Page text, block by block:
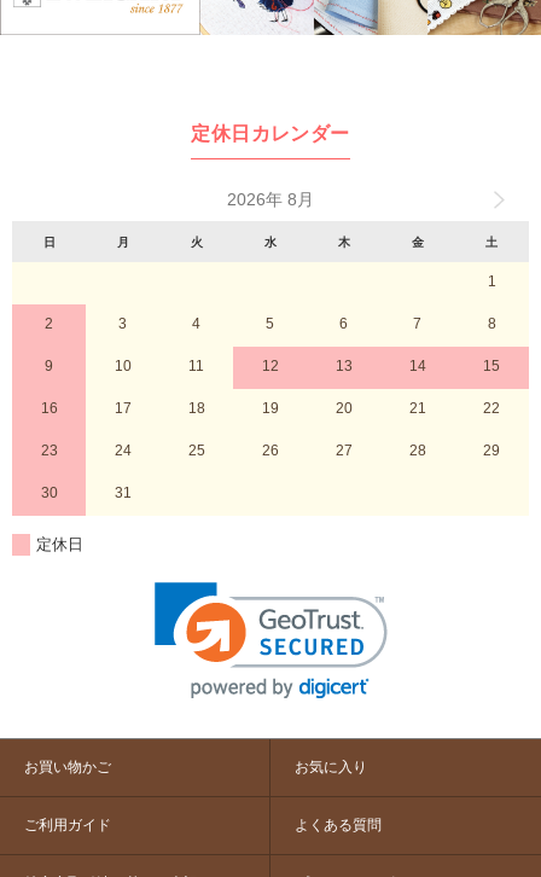
定休日カレンダー
2026年 8月
日 月 火 水 木 金 土
1
2 3 4 5 6 7 8
9 10 11 12 13 14 15
16 17 18 19 20 21 22
23 24 25 26 27 28 29
30 31
定休日
お買い物かご お気に入り
ご利用ガイド よくある質問